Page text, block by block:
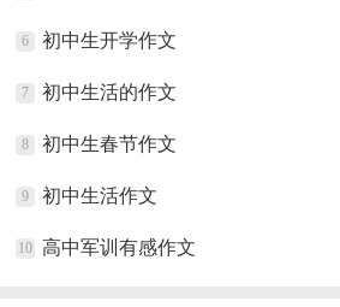
6 初中生开学作文
7 初中生活的作文
8 初中生春节作文
9 初中生活作文
10 高中军训有感作文